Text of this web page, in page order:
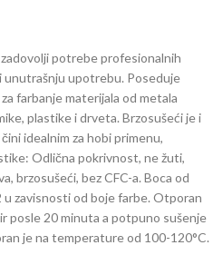
potrebe profesionalnih
unutrašnju upotrebu. Poseduje
farbanje materijala od metala
plastike i drveta. Brzosušeći je i
idealnim za hobi primenu,
Odlična pokrivnost, ne žuti,
brzosušeći, bez CFC-a. Boca od
zavisnosti od boje farbe. Otporan
posle 20 minuta a potpuno sušenje
je na temperature od 100-120°C.